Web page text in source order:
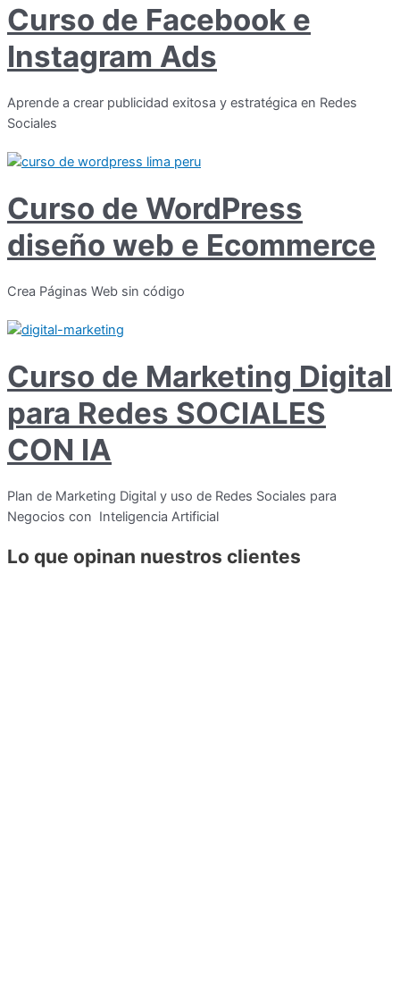
Curso de Facebook e
Instagram Ads
Aprende a crear publicidad exitosa y estratégica en Redes
Sociales
Curso de WordPress
diseño web e Ecommerce
Crea Páginas Web sin código
Curso de Marketing Digital
para Redes SOCIALES
CON IA
Plan de Marketing Digital y uso de Redes Sociales para
Negocios con Inteligencia Artificial
Lo que opinan nuestros clientes